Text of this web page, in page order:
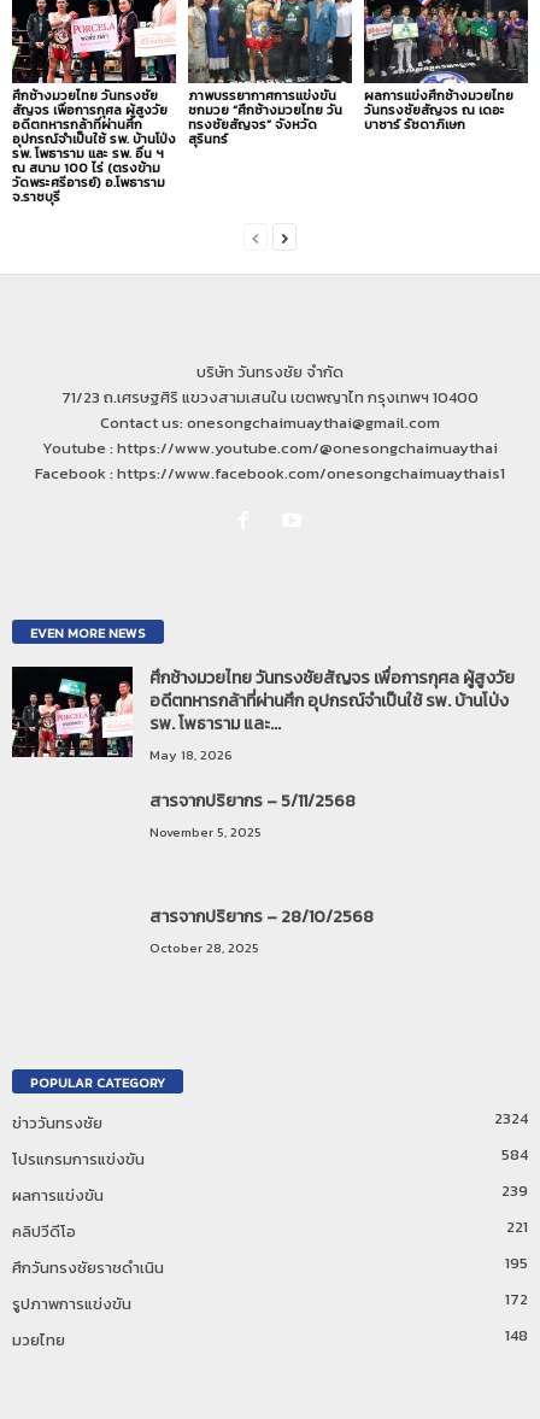
ศึกช้างมวยไทย วันทรงชัย
สัญจร เพื่อการกุศล ผู้สูงวัย
อดีตทหารกล้าที่ผ่านศึก
อุปกรณ์จำเป็นใช้ รพ. บ้านโป่ง
รพ. โพธาราม และ รพ. อื่น ฯ
ณ สนาม 100 ไร่ (ตรงข้าม
วัดพระศรีอารย์) อ.โพธาราม
จ.ราชบุรี
ภาพบรรยากาศการแข่งขัน
ชกมวย “ศึกช้างมวยไทย วัน
ทรงชัยสัญจร” จังหวัด
สุรินทร์
ผลการแข่งศึกช้างมวยไทย
วันทรงชัยสัญจร ณ เดอะ
บาซาร์ รัชดาภิเษก
บริษัท วันทรงชัย จำกัด
71/23 ถ.เศรษฐศิริ แขวงสามเสนใน เขตพญาไท กรุงเทพฯ 10400
Contact us: onesongchaimuaythai@gmail.com
Youtube : https://www.youtube.com/@onesongchaimuaythai
Facebook : https://www.facebook.com/onesongchaimuaythais1
EVEN MORE NEWS
ศึกช้างมวยไทย วันทรงชัยสัญจร เพื่อการกุศล ผู้สูงวัย
อดีตทหารกล้าที่ผ่านศึก อุปกรณ์จำเป็นใช้ รพ. บ้านโป่ง
รพ. โพธาราม และ...
May 18, 2026
สารจากปริยากร – 5/11/2568
November 5, 2025
สารจากปริยากร – 28/10/2568
October 28, 2025
POPULAR CATEGORY
ข่าววันทรงชัย
2324
โปรแกรมการแข่งขัน
584
ผลการแข่งขัน
239
คลิปวีดีโอ
221
ศึกวันทรงชัยราชดำเนิน
195
รูปภาพการแข่งขัน
172
มวยไทย
148